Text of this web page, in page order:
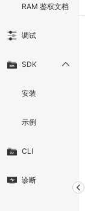
RAM 鉴权文档
调试
SDK
安装
示例
CLI
诊断